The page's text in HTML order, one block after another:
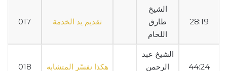
017 تقديم يد الخدمة
الشيخ
طارق
اللحام
28:19
018 هكذا نفسّر المتشابه
الشيخ عبد
الرحمن
44:24